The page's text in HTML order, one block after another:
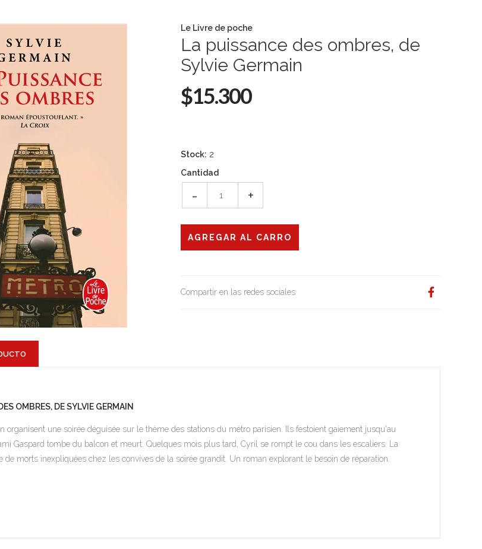
Le Livre de poche
La puissance des ombres, de
Sylvie Germain
$15.300
Stock: 2
Cantidad
- +
Compartir en las redes sociales
OMBRES, DE SYLVIE GERMAIN
organisent une soirée déguisée sur le thème des stations du métro parisien. Ils festoient gaiement jusqu'au
Gaspard tombe du balcon et meurt. Quelques mois plus tard, Cyril se rompt le cou dans les escaliers. La
de morts inexpliquées chez les convives de la soirée grandit. Un roman explorant le besoin de réparation.